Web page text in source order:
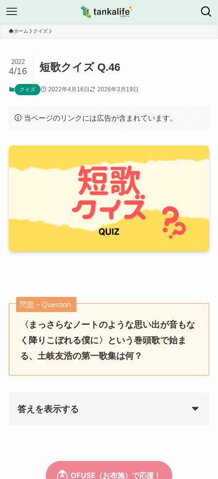
ホーム クイズ
短歌クイズ Q.46
2022
4/16
クイズ 2022年4月16日 2026年3月19日
当ページのリンクには広告が含まれています。
問題 – Question
〈まっさらなノートのような思い出が音もな
く降りこぼれる僕に〉という巻頭歌で始ま
る、土岐友浩の第一歌集は何？
答えを表示する